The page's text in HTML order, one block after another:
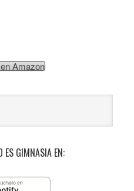
Amazon
ES GIMNASIA EN: